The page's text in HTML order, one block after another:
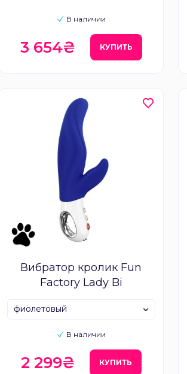
В наличии
3 654₴ КУПИТЬ
Вибратор кролик Fun
Factory Lady Bi
В наличии
фиолетовый
2 299₴ КУПИТЬ